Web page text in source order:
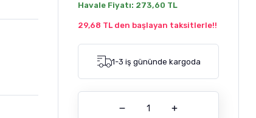
Havale Fiyatı: 273,60 TL
29,68 TL den başlayan taksitlerle!!
1-3 iş gününde kargoda